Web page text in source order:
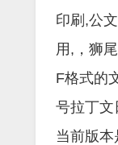
印刷,公
用,，狮
F格式的
号拉丁文
当前版